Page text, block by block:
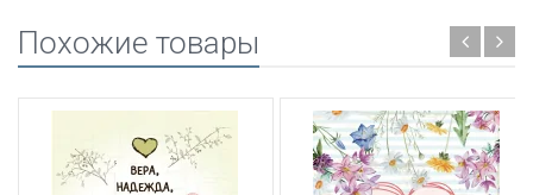
Похожие товары